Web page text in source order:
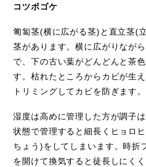
コツボゴケ
匍匐茎(横に広がる茎) と直立茎(
茎があります。横に広がりなが
で、下の古い葉がどんどんと茶
す。枯れたところからカビが生
トリミングしてカビを防ぎます。
湿度は高めに管理した方が調子
状態で管理すると細長くヒョロ
ちょう )をしてしまいます。時折
を開けて換気すると徒長しにく